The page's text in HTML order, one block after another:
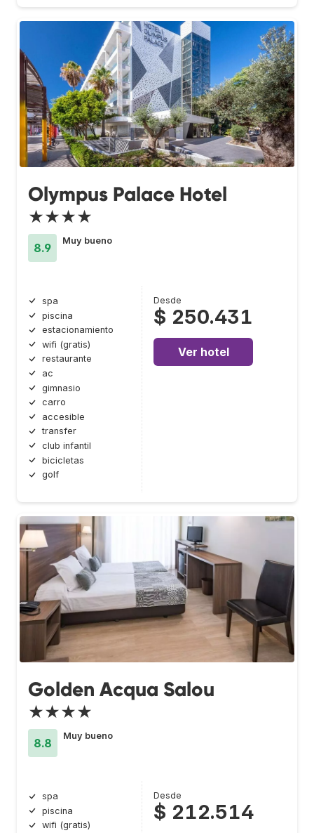
Olympus Palace Hotel
★★★★
8.9
Muy bueno
spa
piscina
estacionamiento
wifi (gratis)
restaurante
ac
gimnasio
carro
accesible
transfer
club infantil
bicicletas
golf
Desde
$ 250.431
Ver hotel
Golden Acqua Salou
★★★★
8.8
Muy bueno
spa
piscina
wifi (gratis)
Desde
$ 212.514